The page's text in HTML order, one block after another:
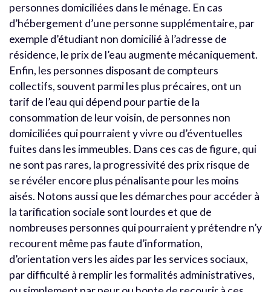
personnes domiciliées dans le ménage. En cas
d’hébergement d’une personne supplémentaire, par
exemple d’étudiant non domicilié à l’adresse de
résidence, le prix de l’eau augmente mécaniquement.
Enfin, les personnes disposant de compteurs
collectifs, souvent parmi les plus précaires, ont un
tarif de l’eau qui dépend pour partie de la
consommation de leur voisin, de personnes non
domiciliées qui pourraient y vivre ou d’éventuelles
fuites dans les immeubles. Dans ces cas de figure, qui
ne sont pas rares, la progressivité des prix risque de
se révéler encore plus pénalisante pour les moins
aisés. Notons aussi que les démarches pour accéder à
la tarification sociale sont lourdes et que de
nombreuses personnes qui pourraient y prétendre n’y
recourent même pas faute d’information,
d’orientation vers les aides par les services sociaux,
par difficulté à remplir les formalités administratives,